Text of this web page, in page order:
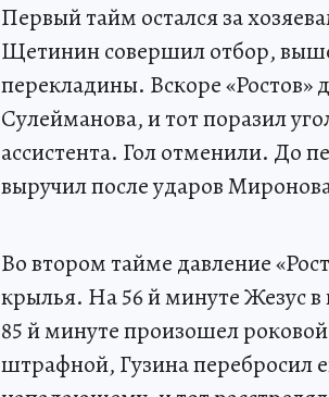
Первый тайм остался за
Щетинин совершил отбор,
перекладины. Вскоре «Ростов»
Сулейманова, и тот поразил
ассистента. Гол отменили. До
выручил после ударов
Во втором тайме давление
крылья. На 56 й минуте Жезус
85 й минуте произошел
штрафной, Гузина перебросил